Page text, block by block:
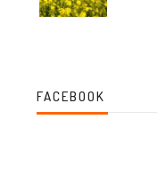
FACEBOOK